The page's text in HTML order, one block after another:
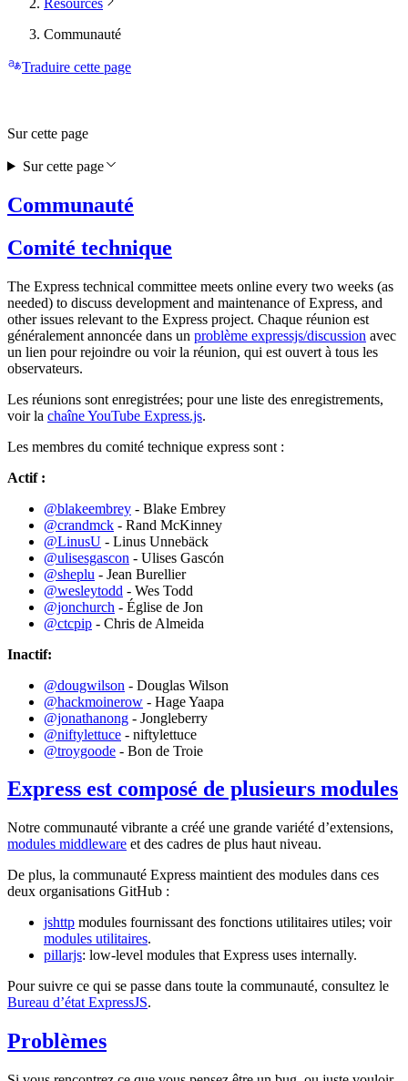
Resources
Communauté
Traduire cette page
Communauté
Comité technique
The Express technical committee meets online every two weeks (as
needed) to discuss development and maintenance of Express, and
other issues relevant to the Express project. Chaque réunion est
généralement annoncée dans un problème expressjs/discussion avec
un lien pour rejoindre ou voir la réunion, qui est ouvert à tous les
observateurs.
Les réunions sont enregistrées; pour une liste des enregistrements,
voir la chaîne YouTube Express.js.
Les membres du comité technique express sont :
Actif :
@blakeembrey - Blake Embrey
@crandmck - Rand McKinney
@LinusU - Linus Unnebäck
@ulisesgascon - Ulises Gascón
@sheplu - Jean Burellier
@wesleytodd - Wes Todd
@jonchurch - Église de Jon
@ctcpip - Chris de Almeida
Inactif:
@dougwilson - Douglas Wilson
@hackmoinerow - Hage Yaapa
@jonathanong - Jongleberry
@niftylettuce - niftylettuce
@troygoode - Bon de Troie
Express est composé de plusieurs modules
Notre communauté vibrante a créé une grande variété d’extensions,
modules middleware et des cadres de plus haut niveau.
De plus, la communauté Express maintient des modules dans ces
deux organisations GitHub :
jshttp modules fournissant des fonctions utilitaires utiles; voir
modules utilitaires.
pillarjs: low-level modules that Express uses internally.
Pour suivre ce qui se passe dans toute la communauté, consultez le
Bureau d’état ExpressJS.
Problèmes
Sur cette page
Sur cette page